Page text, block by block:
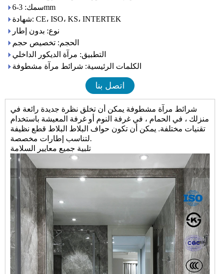
سمك: 3-6mm
شهادة: CE، ISO، KS، INTERTEK
نوع: بدون إطار
الحجم: تخصيص حجم
التطبيق: مرآة الديكور الداخلي
الكلمات الرئيسية: شرائط مرآة مشطوفة
اتصل بنا
شرائط مرآة مشطوفة يمكن أن تخلق نظرة جديدة رائعة في
منزلك ، في الحمام ، في غرفة النوم أو غرفة المعيشة باستخدام
تقنيات مختلفة. يمكن أن تكون حواف البلاط البلاط قطع نظيفة
لتناسب إطارات مخصصة.
تلبية جميع معايير السلامة